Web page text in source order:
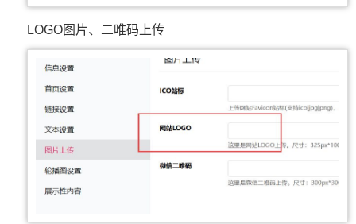
LOGO图片、二唯码上传